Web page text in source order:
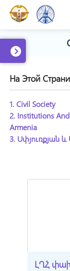
На Этой
1. Civil Society
2. Institutions
Armenia
3. Սփյուռքյան
ԼՂՀ